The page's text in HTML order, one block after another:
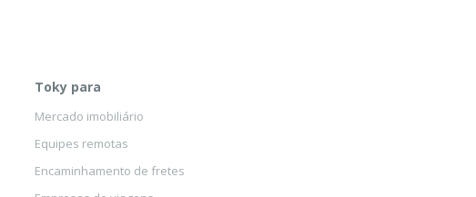
Toky para
Mercado imobiliário
Equipes remotas
Encaminhamento de fretes